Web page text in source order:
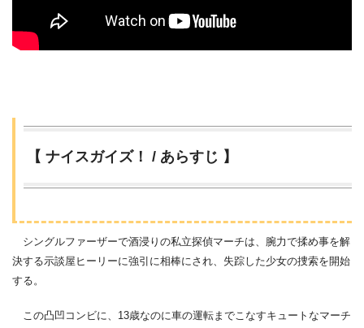
【 ナイスガイズ！ / あらすじ 】
シングルファーザーで酒浸りの私立探偵マーチは、腕力で揉め事を解
決する示談屋ヒーリーに強引に相棒にされ、失踪した少女の捜索を開始
する。
この凸凹コンビに、13歳なのに車の運転までこなすキュートなマーチ